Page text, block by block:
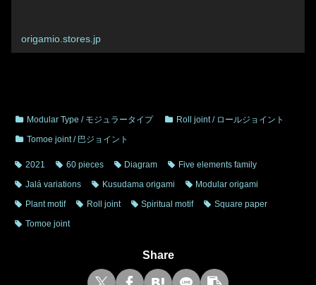
origamio.stores.jp
Modular Type / モジュラータイプ
Roll joint / ロールジョイント
Tomoe joint / 巴ジョイント
2021 60 pieces Diagram
Five elements family
Jalá variations
Kusudama origami
Modular origami
Plant motif
Roll joint Spiritual motif
Square paper
Tomoe joint
Share